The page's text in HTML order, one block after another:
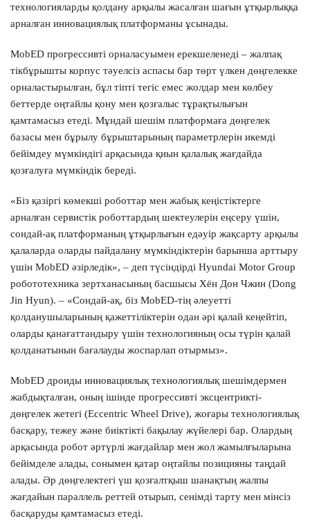
технологияларды қолдану арқылы жасалған шағын ұтқырлыққа
арналған инновациялық платформаны ұсынады.
MobED прогрессивті орналасуымен ерекшеленеді – жалпақ
тікбұрышты корпус тәуелсіз аспасы бар төрт үлкен дөңгелекке
орналастырылған, бұл тіпті тегіс емес жолдар мен көлбеу
беттерде оңтайлы қону мен қозғалыс тұрақтылығын
қамтамасыз етеді. Мұндай шешім платформаға дөңгелек
базасы мен бұрылу бұрыштарының параметрлерін икемді
бейімдеу мүмкіндігі арқасында қиын қалалық жағдайда
қозғалуға мүмкіндік береді.
«Біз қазіргі көмекші роботтар мен жабық кеңістіктерге
арналған сервистік роботтардың шектеулерін еңсеру үшін,
сондай-ақ платформаның ұтқырлығын едәуір жақсарту арқылы
қалаларда оларды пайдалану мүмкіндіктерін барынша арттыру
үшін MobED әзірледік», – деп түсіндірді Hyundai Motor Group
робототехника зертханасының басшысы Хён Дон Чжин (Dong
Jin Hyun). – «Сондай-ақ, біз MobED-тің әлеуетті
қолданушыларының қажеттіліктерін одан әрі қалай кеңейтіп,
оларды қанағаттандыру үшін технологияның осы түрін қалай
қолданатынын бағалауды жоспарлап отырмыз».
MobED дроиды инновациялық технологиялық шешімдермен
жабдықталған, оның ішінде прогрессивті эксцентрикті-
дөңгелек жетегі (Eccentric Wheel Drive), жоғары технологиялық
басқару, тежеу және биіктікті бақылау жүйелері бар. Олардың
арқасында робот әртүрлі жағдайлар мен жол жамылғыларына
бейімделе алады, сонымен қатар оңтайлы позицияны таңдай
алады. Әр дөңгелектегі үш қозғалтқыш шанақтың жалпы
жағдайын параллель реттей отырып, сенімді тарту мен мінсіз
басқаруды қамтамасыз етеді.
Консультация по кредиту
Өтінім қалдырыңыз және маманымыздың тегін
кеңесін алыңыз.
Ваше имя *